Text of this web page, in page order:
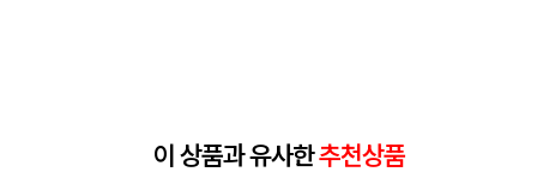
이 상품과 유사한추천상품